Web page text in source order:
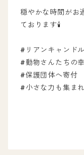
穏やかな時間がお
ております🕯
#リアンキャンドル
#動物さんたちの
#保護団体へ寄付
#小さな力も集ま